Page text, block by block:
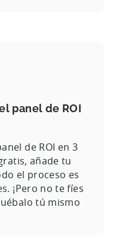
panel de ROI
de ROI en 3
añade tu
el proceso es
¡Pero no te fíes
tú mismo